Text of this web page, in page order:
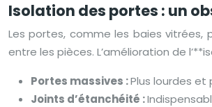
Isolation des portes : un
Les portes, comme les baies
entre les pièces. L’amélioration de
Portes massives :Plus lourdes et
Joints d’étanchéité :